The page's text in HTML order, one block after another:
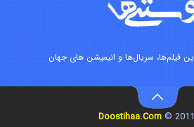
خاندان اژدها فصل ۳
فیلم‌ها، سریال‌ها و انیمیشن های جهان
Doostihaa.Com